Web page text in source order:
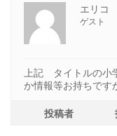
エリコ
ゲスト
上記 タイトルの小
か情報等お持ちです
投稿者